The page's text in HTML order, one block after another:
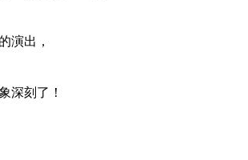
演出，
深刻了！